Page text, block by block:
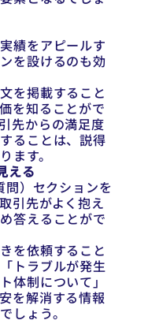
績をアピールす
を設けるのも効
を掲載すること
を知ることがで
先からの満足度
ることは、説得
ます。
える
問）セクションを
引先がよく抱え
答えることがで
を依頼すること
トラブルが発生
体制について」
を解消する情報
しょう。